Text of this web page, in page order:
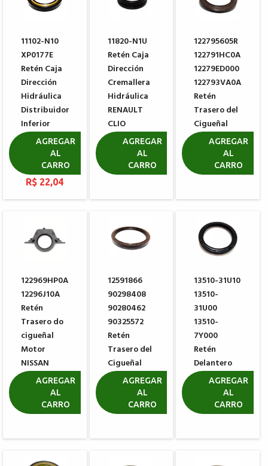
11102-N10
XP0177E
Retén Caja
Dirección
Hidráulica
Distribuidor
Inferior
MANDO
RENAULT
LOGAN
R$ 22,04
AGREGAR
AL
CARRO
11820-N1U
Retén Caja
Dirección
Cremallera
Hidráulica
RENAULT
CLIO
KANGOO
R$ 43,96
AGREGAR
AL
CARRO
122795605R
122791HC0A
12279ED000
122793VA0A
Retén
Trasero del
Cigueñal
RENAULT
R$ 131,33
AGREGAR
AL
CARRO
122969HP0A
12296J10A
Retén
Trasero do
cigueñal
Motor
NISSAN
PATHFINDER
R$ 877,53
AGREGAR
AL
CARRO
12591866
90298408
90280462
90325572
Retén
Trasero del
Cigueñal
GM
R$ 100,55
AGREGAR
AL
CARRO
13510-31U10
13510-
31U00
13510-
7Y000
Retén
Delantero
do Cigueñal
R$ 27,83
AGREGAR
AL
CARRO